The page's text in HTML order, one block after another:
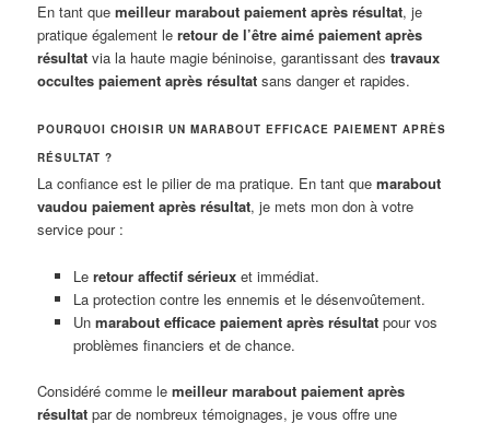
En tant quemeilleur marabout paiement après résultat, je
pratique également leretour de l’être aimé paiement après
résultat via la haute magie béninoise, garantissant destravaux
occultes paiement après résultat sans danger et rapides.
POURQUOI CHOISIR UN MARABOUT EFFICACE PAIEMENT APRÈS
RÉSULTAT ?
La confiance est le pilier de ma pratique. En tant quemarabout
vaudou paiement après résultat, je mets mon don à votre
service pour :
Le retour affectif sérieuxet immédiat.
La protection contre les ennemis et le désenvoûtement.
Un marabout efficace paiement après résultatpour vos
problèmes financiers et de chance.
Considéré comme lemeilleur marabout paiement après
résultat par de nombreux témoignages, je vous offre une